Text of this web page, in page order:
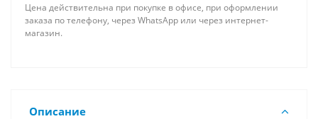
Цена действительна при покупке в офисе, при оформлении
заказа по телефону, через WhatsApp или через интернет-
магазин.
Описание